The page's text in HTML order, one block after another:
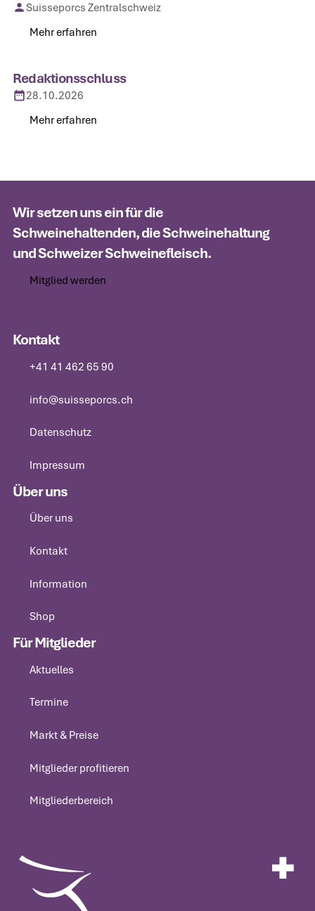
Suisseporcs Zentralschweiz
Mehr erfahren
Redaktionsschluss
28.10.2026
Mehr erfahren
Wir setzen uns ein für die
Schweinehaltenden, die Schweinehaltung
und Schweizer Schweinefleisch.
Mitglied werden
Kontakt
+41 41 462 65 90
info@suisseporcs.ch
Datenschutz
Impressum
Über uns
Über uns
Kontakt
Information
Shop
Für Mitglieder
Aktuelles
Termine
Markt & Preise
Mitglieder profitieren
Mitgliederbereich